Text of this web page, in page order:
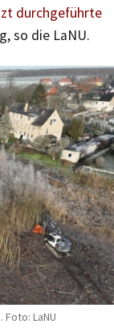
durchgeführte
so die LaNU.
LaNU